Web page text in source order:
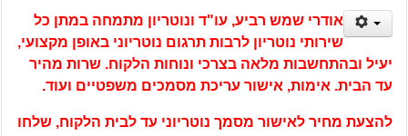
אודרי שמש רביע, עו"ד ונוטריון מתמחה במתן כל
שירותי נוטריון לרבות תרגום נוטריוני באופן מקצועי,
יעיל ובהתחשבות מלאה בצרכי ונוחות הלקוח. שרות מהיר
עד הבית. אימות, אישור עריכת מסמכים משפטיים ועוד.
להצעת מחיר לאישור מסמך נוטריוני עד לבית הלקוח, שלחו